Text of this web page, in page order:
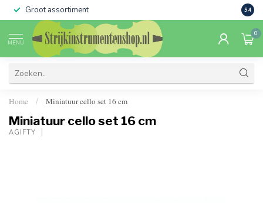
Groot assortiment 9.4
MENU
0
Home / Miniatuur cello set 16 cm
Miniatuur cello set 16 cm
AGIFTY